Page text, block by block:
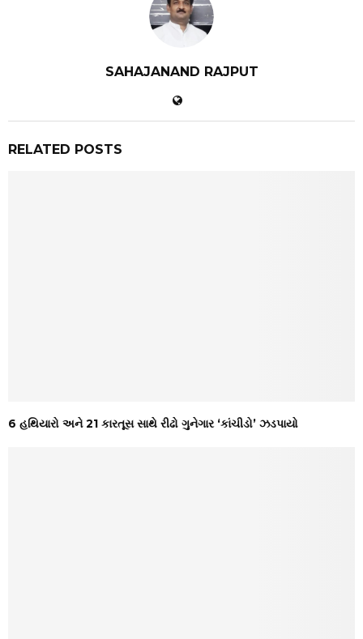
SAHAJANAND RAJPUT
RELATED POSTS
6 હથિયારો અને 21 કારતૂસ સાથે રીઢો ગુનેગાર ‘કાંચીડો’ ઝડપાયો